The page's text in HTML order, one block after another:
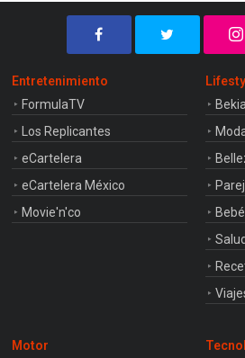
Entretenimiento
FormulaTV
Los Replicantes
eCartelera
eCartelera México
Movie'n'co
Bekia
Salud
Motor